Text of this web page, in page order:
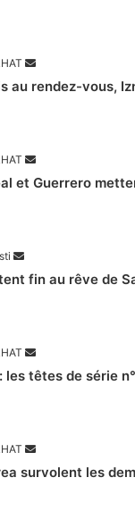
au rendez-vous,
et Guerrero
fin au rêve de
les têtes de série
survolent les